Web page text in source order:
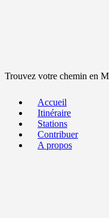
Trouvez votre chemin en
Accueil
Itinéraire
Stations
Contribuer
A propos